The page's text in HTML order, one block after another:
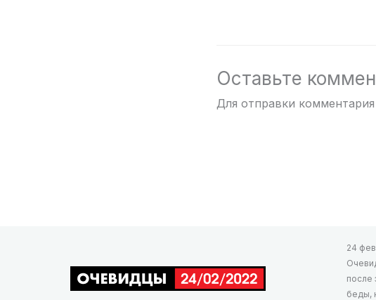
Оставьте
Для отправки
24
после
беды,